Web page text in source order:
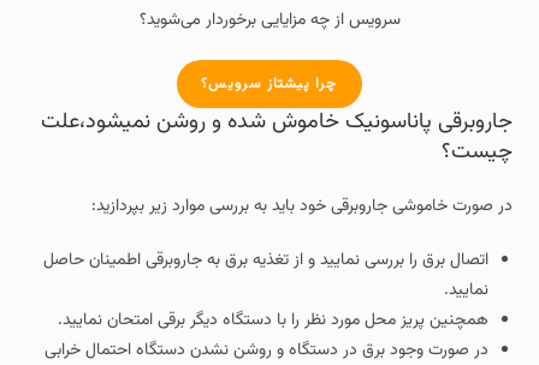
سرویس از چه مزایایی برخوردار می‌شوید؟
چرا پیشتاز سرویس؟
جاروبرقی پاناسونیک خاموش شده و روشن نمیشود،علت
چیست؟
در صورت خاموشی جاروبرقی خود باید به بررسی موارد زیر بپردازید:
اتصال برق را بررسی نمایید و از تغذیه برق به جاروبرقی اطمینان حاصل
نمایید.
همچنین پریز محل مورد نظر را با دستگاه دیگر برقی امتحان نمایید.
در صورت وجود برق در دستگاه و روشن نشدن دستگاه احتمال خرابی